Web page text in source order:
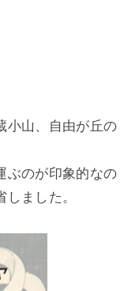
小山、自由が丘の
ぶのが印象的なの
ました。